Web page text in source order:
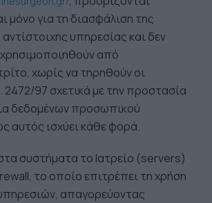
μόνο για τη διασφάλιση της
υπηρεσίας και δεν
από
χωρίς να τηρηθούν οι
2472/97 σχετικά με την προστασία
δεδομένων προσωπικού
αυτός ισχύει κάθε φορά.
συστήματα το Ιατρείο (servers)
το οποίο επιτρέπει τη χρήση
απαγορεύοντας